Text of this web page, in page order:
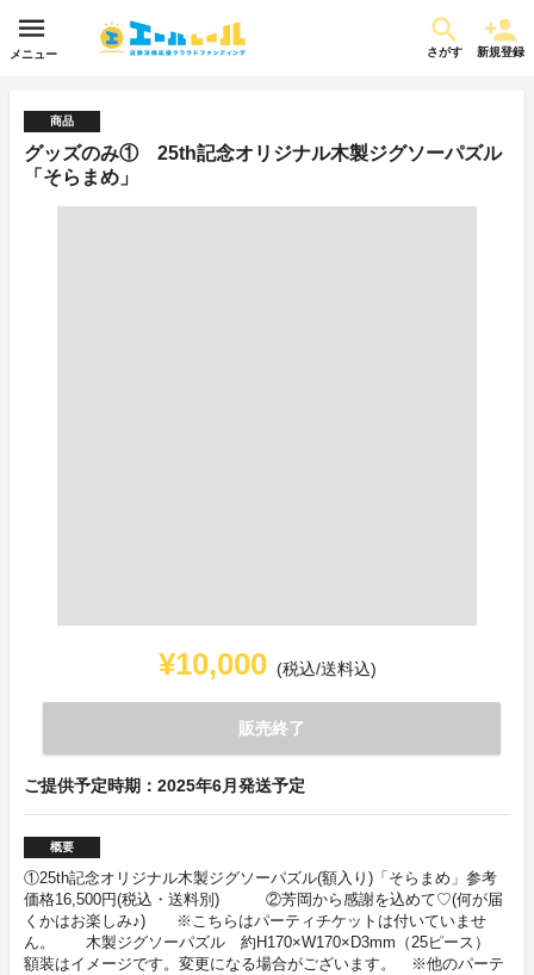
メニュー さがす 新規登録
商品
グッズのみ① 25th記念オリジナル木製ジグソーパズル
「そらまめ」
¥10,000 (税込/送料込)
販売終了
ご提供予定時期：2025年6月発送予定
概要
①25th記念オリジナル木製ジグソーパズル(額入り)「そらまめ」参考
価格16,500円(税込・送料別) ②芳岡から感謝を込めて♡(何が届
くかはお楽しみ♪) ※こちらはパーティチケットは付いていませ
ん。 木製ジグソーパズル 約H170×W170×D3mm（25ピース）
額装はイメージです。変更になる場合がございます。 ※他のパーテ